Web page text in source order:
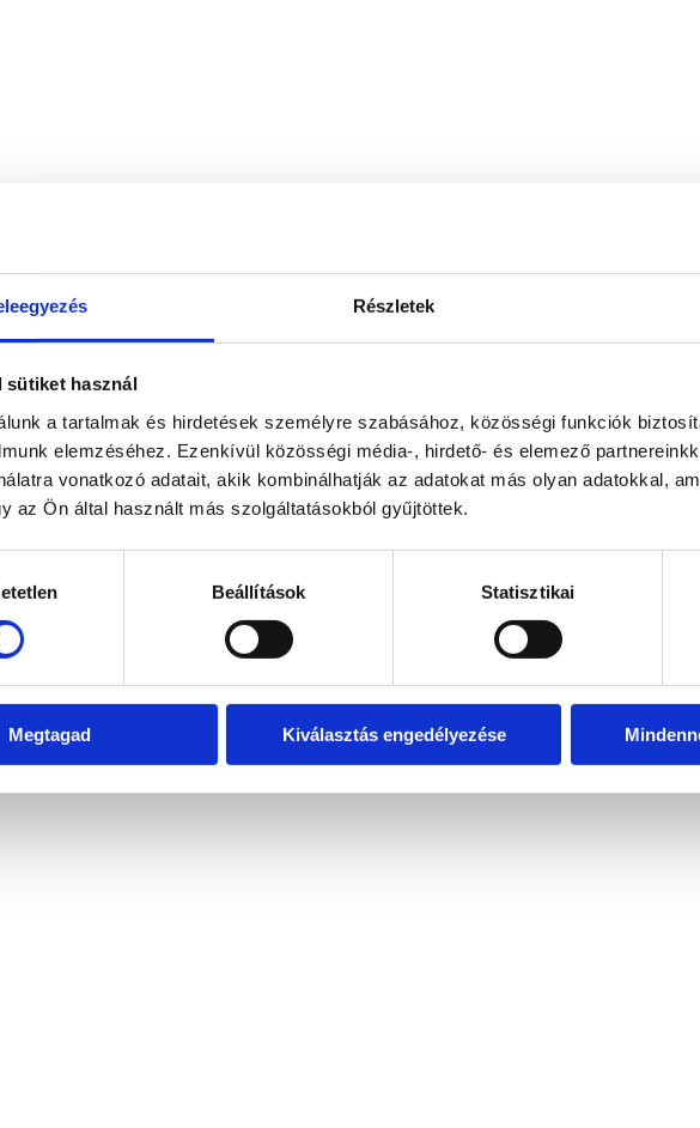
Részletek
sütiket használ
a tartalmak és hirdetések személyre szabásához, közösségi funkciók
elemzéséhez. Ezenkívül közösségi média-, hirdető- és elemező
vonatkozó adatait, akik kombinálhatják az adatokat más olyan adatokkal,
az Ön által használt más szolgáltatásokból gyűjtöttek.
Beállítások Statisztikai
Megtagad Kiválasztás engedélyezése